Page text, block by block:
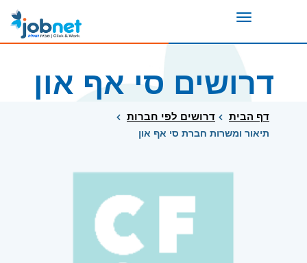
Toggle
דרושים סי אף און
דף הבית דרושים לפי חברות
תיאור ומשרות חברת סי אף און